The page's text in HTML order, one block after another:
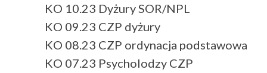
KO 10.23 Dyżury SOR/NPL
KO 09.23 CZP dyżury
KO 08.23 CZP ordynacja podstawowa
KO 07.23 Psycholodzy CZP